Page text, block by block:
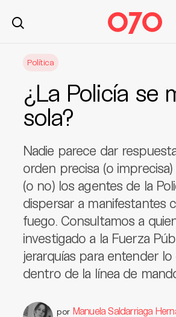
Política
¿La Policía se
sola?
Nadie parece dar
orden precisa (o
(o no) los agentes de la
dispersar a manifestantes
fuego. Consultamos a
investigado a la Fuerza
jerarquías para entender
dentro de la línea de
por Manuela Saldarriaga